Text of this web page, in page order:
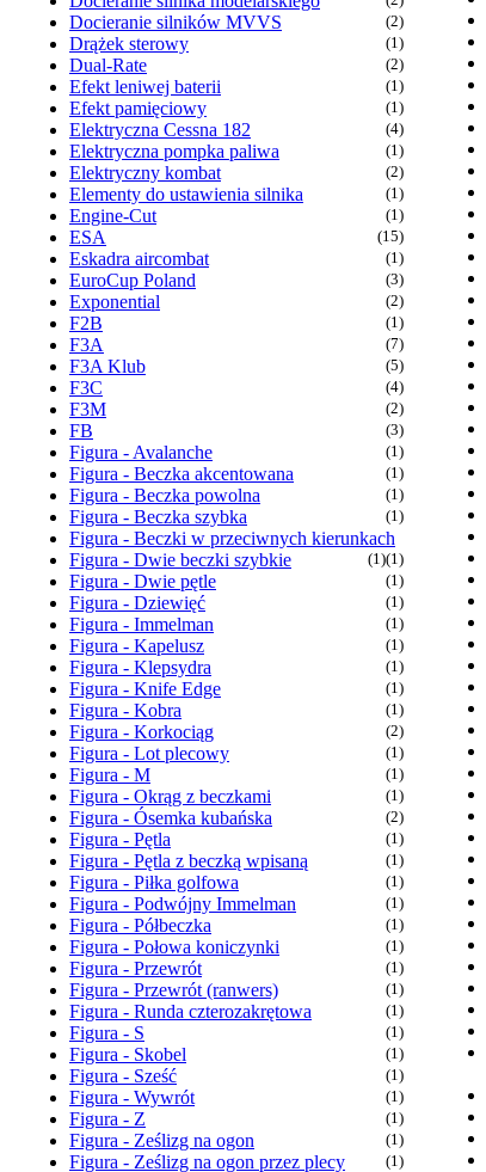
Docieranie silników MVVS (2)
Drążek sterowy (1)
Dual-Rate (2)
Efekt leniwej baterii (1)
Efekt pamięciowy (1)
Elektryczna Cessna 182 (4)
Elektryczna pompka paliwa (1)
Elektryczny kombat (2)
Elementy do ustawienia silnika (1)
Engine-Cut (1)
ESA (15)
Eskadra aircombat (1)
EuroCup Poland (3)
Exponential (2)
F2B (1)
F3A (7)
F3A Klub (5)
F3C (4)
F3M (2)
FB (3)
Figura - Avalanche (1)
Figura - Beczka akcentowana (1)
Figura - Beczka powolna (1)
Figura - Beczka szybka (1)
Figura - Beczki w przeciwnych kierunkach
(1)
Figura - Dwie beczki szybkie (1)
Figura - Dwie pętle (1)
Figura - Dziewięć (1)
Figura - Immelman (1)
Figura - Kapelusz (1)
Figura - Klepsydra (1)
Figura - Knife Edge (1)
Figura - Kobra (1)
Figura - Korkociąg (2)
Figura - Lot plecowy (1)
Figura - M (1)
Figura - Okrąg z beczkami (1)
Figura - Ósemka kubańska (2)
Figura - Pętla (1)
Figura - Pętla z beczką wpisaną (1)
Figura - Piłka golfowa (1)
Figura - Podwójny Immelman (1)
Figura - Półbeczka (1)
Figura - Połowa koniczynki (1)
Figura - Przewrót (1)
Figura - Przewrót (ranwers) (1)
Figura - Runda czterozakrętowa (1)
Figura - S (1)
Figura - Skobel (1)
Figura - Sześć (1)
Figura - Wywrót (1)
Figura - Z (1)
Figura - Ześlizg na ogon (1)
Figura - Ześlizg na ogon przez plecy (1)